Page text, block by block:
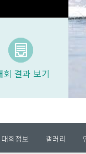
회 결과 보기
대회정보 갤러리